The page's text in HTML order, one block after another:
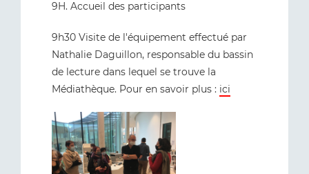
9H. Accueil des participants
9h30 Visite de l'équipement effectué par
Nathalie Daguillon, responsable du bassin
de lecture dans lequel se trouve la
Médiathèque. Pour en savoir plus : ici